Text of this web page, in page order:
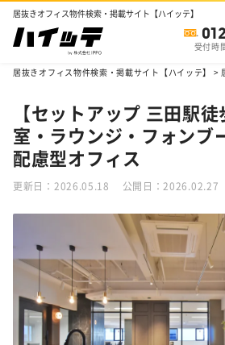
居抜きオフィス物件検索・掲載サイト【ハイッテ】
受付時
居抜きオフィス物件検索・掲載サイト【ハイッテ】 >
【セットアップ 三田駅
室・ラウンジ・フォンブ
配慮型オフィス
更新日：2026.05.18 公開日：2026.02.27